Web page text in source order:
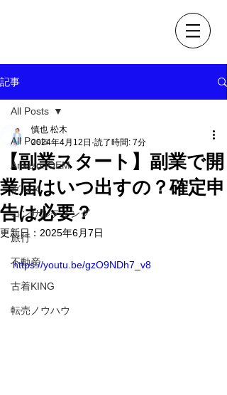
記事
All Posts
AmazonOEM
グルメ
コンサルティング
旅行
不動産
古着KING
転売ノウハウ
All Posts
【副業スタート】副業で開
業届はいつ出すの？確定申
告は必要？
慎也 松木
2024年4月12日 読了時間: 7分
更新日： 2025年6月7日
https://youtu.be/gzO9NDh7_v8